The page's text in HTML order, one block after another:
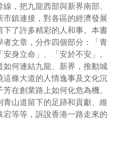
，把九龍西部與新界南部、
鎮連接，對各區的經濟發展
了許多精彩的人和事。本書
文章，分作四個部分：「青
身立命」、「安於不安」。
何連結九龍、新界，推動城
條大道的人情逸事及文化沉
在創業路上如何化危為機、
青山道留下的足跡和貢獻、維
等等，訴說香港一路走來的